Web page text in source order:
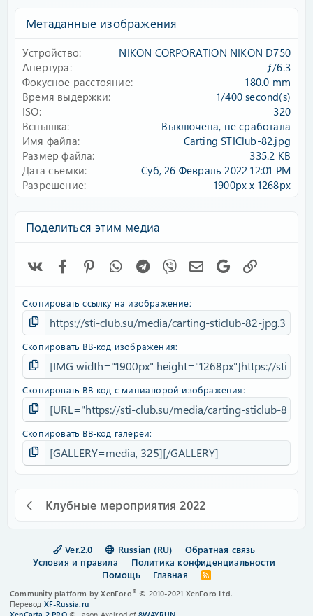
з
д
Метаданные изображения
Устройство
NIKON CORPORATION NIKON D750
Апертура
ƒ/6.3
Фокусное расстояние
180.0 mm
Время выдержки
1/400 second(s)
ISO
320
Вспышка
Выключена, не сработала
Имя файла
Carting STIClub-82.jpg
Размер файла
335.2 KB
Дата съемки
Суб, 26 Февраль 2022 12:01 PM
Разрешение
1900px x 1268px
Поделиться этим медиа
FacebookPinterestWhatsAppTelegram
Viber Электронная почта
Google
Скопировать ссылку на изображение
Скопировать BB-код изображения
Скопировать BB-код с миниатюрой изображения
Скопировать BB-код галереи
Клубные мероприятия 2022
Ver.2.0 Russian (RU)
Обратная связь
Условия и правила
Политика конфиденциальности
Помощь
Главная
R
S
Community platform by XenForo® © 2010-2021 XenForo Ltd.
Перевод XF-Russia.ru